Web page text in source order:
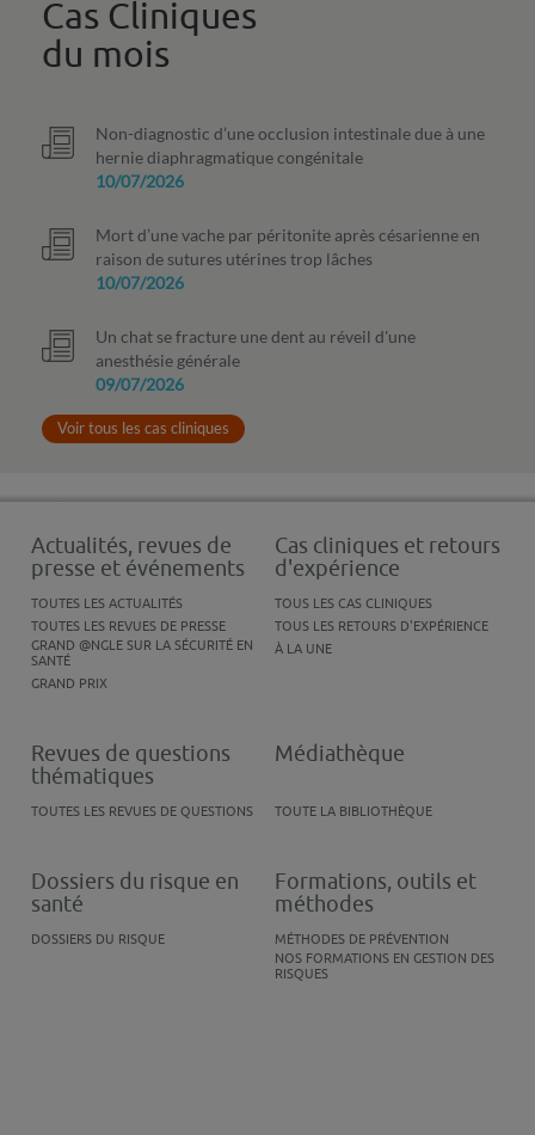
Cas Cliniques
du mois
Non-diagnostic d’une occlusion intestinale due à une
hernie diaphragmatique congénitale
10/07/2026
Mort d’une vache par péritonite après césarienne en
raison de sutures utérines trop lâches
10/07/2026
Un chat se fracture une dent au réveil d'une
anesthésie générale
09/07/2026
Voir tous les cas cliniques
Actualités, revues de
presse et événements
TOUTES LES ACTUALITÉS
TOUTES LES REVUES DE PRESSE
GRAND @NGLE SUR LA SÉCURITÉ EN
SANTÉ
GRAND PRIX
Cas cliniques et retours
d'expérience
TOUS LES CAS CLINIQUES
TOUS LES RETOURS D'EXPÉRIENCE
À LA UNE
Revues de questions
thématiques
TOUTES LES REVUES DE QUESTIONS
Médiathèque
TOUTE LA BIBLIOTHÈQUE
Dossiers du risque en
santé
DOSSIERS DU RISQUE
Formations, outils et
méthodes
MÉTHODES DE PRÉVENTION
NOS FORMATIONS EN GESTION DES
RISQUES